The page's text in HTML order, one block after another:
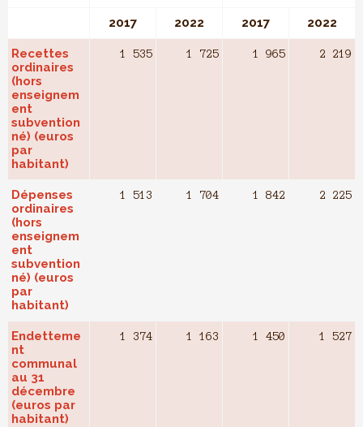
2017 2022 2017 2022
Recettes
ordinaires
(hors
enseignem
ent
subvention
né) (euros
par
habitant)
1 535 1 725 1 965 2 219
Dépenses
ordinaires
(hors
enseignem
ent
subvention
né) (euros
par
habitant)
1 513 1 704 1 842 2 225
Endetteme
nt
communal
au 31
décembre
(euros par
habitant)
1 374 1 163 1 450 1 527